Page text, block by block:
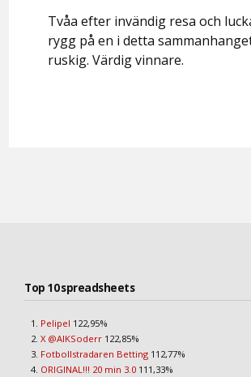
Tvåa efter invändig resa och
rygg på en i detta
ruskig. Värdig vinnare.
Top 10 spreadsheets
Pelipel 122,95%
X @AIKSoderr 122,85%
Fotbollstradaren Betting 112,77%
ORIGINAL!!! 20 min 3.0 111,33%